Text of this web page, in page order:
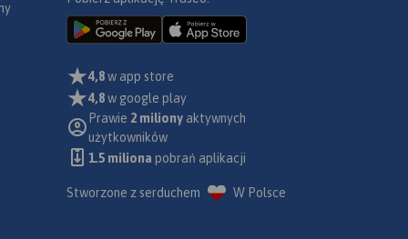
4,8w app store
4,8w google play
Prawie 2 miliony aktywnych
użytkowników
1.5 miliona pobrań aplikacji
Stworzone z serduchem W Polsce